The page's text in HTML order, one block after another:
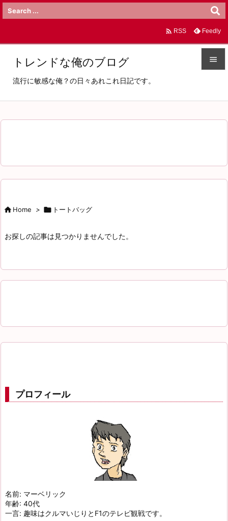

 RSS Feedly
トレンドな俺のブログ
流行に敏感な俺？の日々あれこれ日記です。
Home >  トートバッグ
お探しの記事は見つかりませんでした。
プロフィール
名前: マーベリック
年齢: 40代
一言: 趣味はクルマいじりとF1のテレビ観戦です。